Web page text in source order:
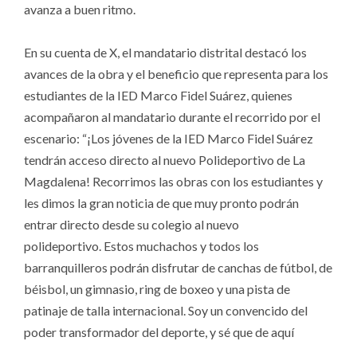
avanza a buen ritmo.
En su cuenta de X, el mandatario distrital destacó los
avances de la obra y el beneficio que representa para los
estudiantes de la IED Marco Fidel Suárez, quienes
acompañaron al mandatario durante el recorrido por el
escenario: “¡Los jóvenes de la IED Marco Fidel Suárez
tendrán acceso directo al nuevo Polideportivo de La
Magdalena! Recorrimos las obras con los estudiantes y
les dimos la gran noticia de que muy pronto podrán
entrar directo desde su colegio al nuevo
polideportivo. Estos muchachos y todos los
barranquilleros podrán disfrutar de canchas de fútbol, de
béisbol, un gimnasio, ring de boxeo y una pista de
patinaje de talla internacional. Soy un convencido del
poder transformador del deporte, y sé que de aquí